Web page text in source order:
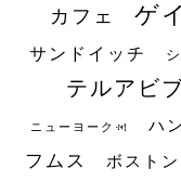
カフェ ゲイ
サンドイッチ
テルアビ
ニューヨーク州 ハ
フムス ボストン